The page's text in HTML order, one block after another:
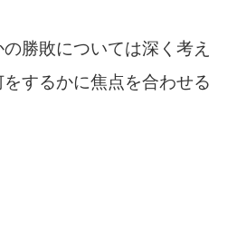
の勝敗については深く考え
するかに焦点を合わせる